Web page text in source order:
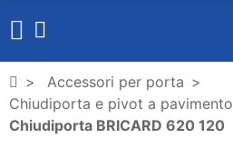
Accessori per porta
Chiudiporta e pivot a pavimento
Chiudiporta BRICARD 620 120